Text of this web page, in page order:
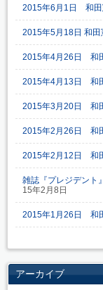
2015年6月1日 和田
2015年5月18日 和
2015年4月26日 和
2015年4月13日 和
2015年3月20日 和
2015年2月26日 和
2015年2月12日 和
雑誌『プレジデント
15年2月8日
2015年1月26日 和
アーカイブ